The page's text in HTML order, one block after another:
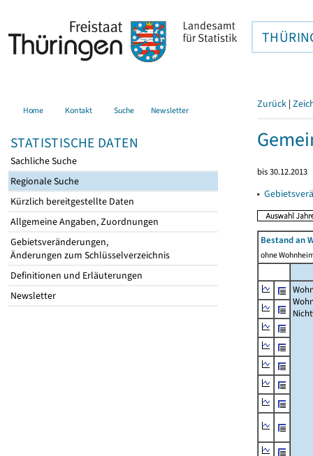
Home Kontakt Suche Newsletter
STATISTISCHE DATEN
Sachliche Suche
Regionale Suche
Kürzlich bereitgestellte Daten
Allgemeine Angaben, Zuordnungen
Gebietsveränderungen,
Änderungen zum Schlüsselverzeichnis
Definitionen und Erläuterungen
Newsletter
Zurück |
bis 30.12.2013
▸
Bestand an
ohne